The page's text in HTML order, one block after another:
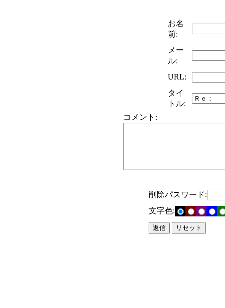
お名
前:
メー
ル:
URL:
タイ
トル:
コメント:
削除パスワード:
文字色: